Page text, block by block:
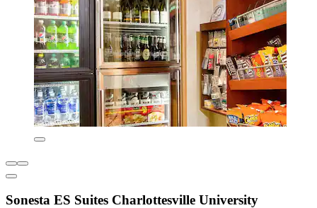
Sonesta ES Suites Charlottesville University